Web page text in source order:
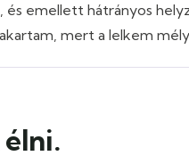
és emellett hátrányos
mert a lelkem
élni.